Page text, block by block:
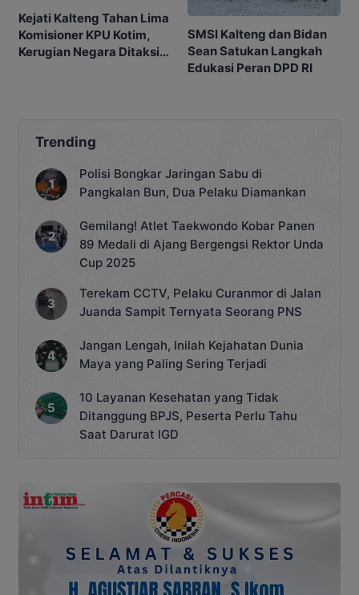
Kejati Kalteng Tahan Lima
Komisioner KPU Kotim,
Kerugian Negara Ditaksir
SMSI Kalteng dan Bidan
Sean Satukan Langkah
Edukasi Peran DPD RI
Trending
Polisi Bongkar Jaringan Sabu di
Pangkalan Bun, Dua Pelaku Diamankan
Gemilang! Atlet Taekwondo Kobar Panen
89 Medali di Ajang Bergengsi Rektor Unda
Cup 2025
Terekam CCTV, Pelaku Curanmor di Jalan
Juanda Sampit Ternyata Seorang PNS
Jangan Lengah, Inilah Kejahatan Dunia
Maya yang Paling Sering Terjadi
10 Layanan Kesehatan yang Tidak
Ditanggung BPJS, Peserta Perlu Tahu
Saat Darurat IGD